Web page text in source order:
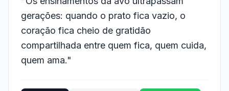
gerações: quando o prato fica vazio, o
coração fica cheio de gratidão
compartilhada entre quem fica, quem cuida,
quem ama."